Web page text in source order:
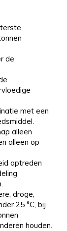
de
met een
alleen
alleen op
optreden
droge,
25 °C, bij
houden.